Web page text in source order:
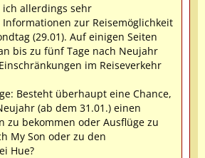
allerdings sehr
zur Reisemöglichkeit
(29.01). Auf einigen Seiten
bis zu fünf Tage nach Neujahr
im Reiseverkehr
Besteht überhaupt eine Chance,
(ab dem 31.01.) einen
zu bekommen oder Ausflüge zu
My Son oder zu den
Hue?